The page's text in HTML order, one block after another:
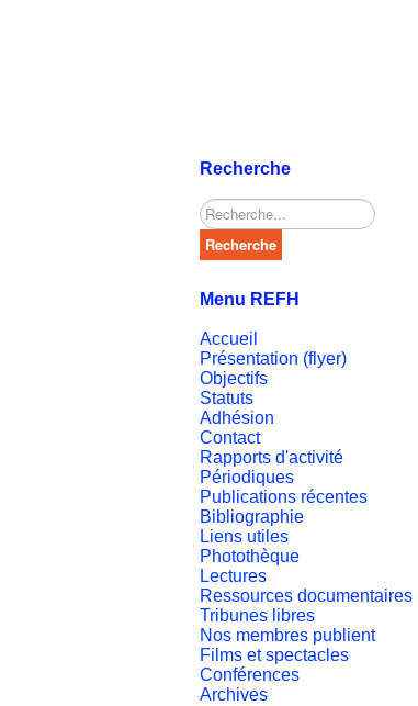
Recherche
Rechercher
Recherche
Menu REFH
Accueil
Présentation (flyer)
Objectifs
Statuts
Adhésion
Contact
Rapports d'activité
Périodiques
Publications récentes
Bibliographie
Liens utiles
Photothèque
Lectures
Ressources documentaires
Tribunes libres
Nos membres publient
Films et spectacles
Conférences
Archives